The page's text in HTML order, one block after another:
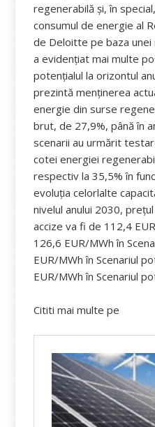
regenerabilă şi, în
consumul de energie al
de Deloitte pe baza
a evidenţiat mai multe
potenţialul la orizontul
prezintă menținerea
energie din surse
brut, de 27,9%, până în
scenarii au urmărit
cotei energiei
respectiv la 35,5% în
evoluția celorlalte
nivelul anului 2030,
accize va fi de 112,4
126,6 EUR/MWh în
EUR/MWh în Scenariul
EUR/MWh în Scenariul
Cititi mai multe pe